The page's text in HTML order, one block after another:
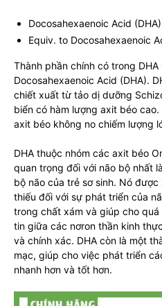
Docosahexaenoic Acid
Equiv. to Docosahexaenoic
Thành phần chính có trong DHA
Docosahexaenoic Acid (DHA).
chiết xuất từ tảo dị dưỡng
biển có hàm lượng axit béo
axit béo không no chiếm lượng
DHA thuộc nhóm các axit béo
quan trọng đối với não bộ nhất
bộ não của trẻ sơ sinh. Nó
thiếu đối với sự phát triển của
trong chất xám và giúp cho
tin giữa các nơron thần kinh
và chính xác. DHA còn là một
mạc, giúp cho việc phát triển
nhanh hơn và tốt hơn.